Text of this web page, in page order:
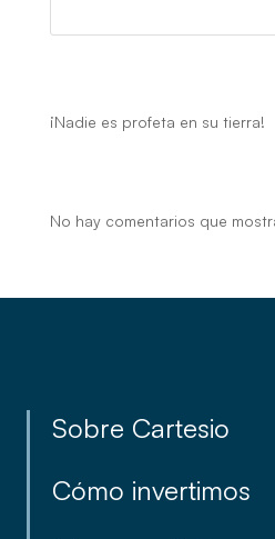
¡Nadie es profeta en su tierra!
No hay comentarios que
Sobre Cartesio
Cómo invertimos